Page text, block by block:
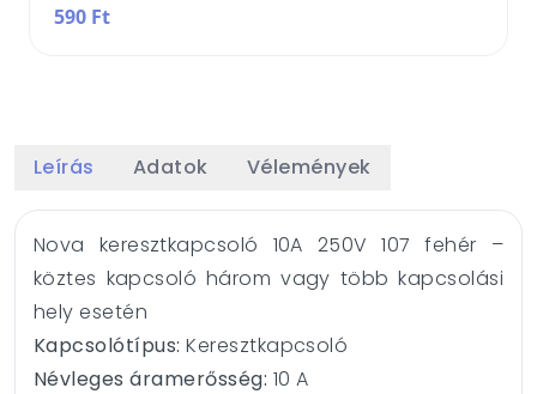
590 Ft
Leírás Adatok Vélemények
Nova keresztkapcsoló 10A 250V 107 fehér –
köztes kapcsoló három vagy több kapcsolási
hely esetén
Kapcsolótípus: Keresztkapcsoló
Névleges áramerősség: 10 A